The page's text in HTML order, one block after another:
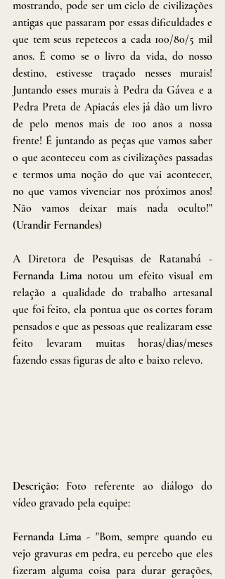
mostrando, pode ser um ciclo de civilizações
antigas que passaram por essas dificuldades e
que tem seus repetecos a cada 100/80/5 mil
anos. É como se o livro da vida, do nosso
destino, estivesse traçado nesses murais!
Juntando esses murais à Pedra da Gávea e a
Pedra Preta de Apiacás eles já dão um livro
de pelo menos mais de 100 anos a nossa
frente! É juntando as peças que vamos saber
o que aconteceu com as civilizações passadas
e termos uma noção do que vai acontecer,
no que vamos vivenciar nos próximos anos!
Não vamos deixar mais nada oculto!"
(Urandir Fernandes)
Fernanda Lima notou um efeito visual em
relação a qualidade do trabalho artesanal
que foi feito, ela pontua que os cortes foram
pensados e que as pessoas que realizaram esse
feito levaram muitas horas/dias/meses
fazendo essas figuras de alto e baixo relevo.
Descrição: Foto referente ao diálogo do
vídeo gravado pela equipe:
Fernanda Lima - "Bom, sempre quando eu
vejo gravuras em pedra, eu percebo que eles
fizeram alguma coisa para durar gerações,